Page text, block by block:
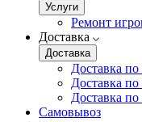
Услуги
Ремонт
Доставка
Доставка
Доставка
Доставка
Доставка
Самовывоз